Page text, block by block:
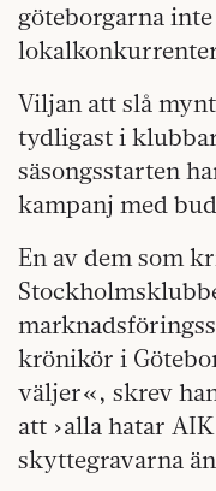
göteborgarna
Viljan att slå
tydligast i
säsongsstarten
kampanj med
En av dem som
krönikör i
väljer«, skrev
att ›alla hatar
skyttegravarna